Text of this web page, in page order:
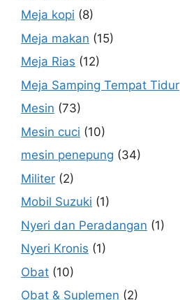
Meja kopi (8)
Meja makan (15)
Meja Rias (12)
Meja Samping Tempat Tidur
Mesin (73)
Mesin cuci (10)
mesin penepung (34)
Militer (2)
Mobil Suzuki (1)
Nyeri dan Peradangan (1)
Nyeri Kronis (1)
Obat (10)
Obat & Suplemen (2)